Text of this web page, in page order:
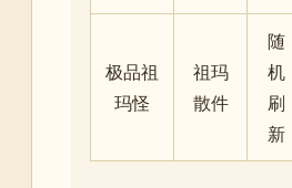
极品祖
玛怪
祖玛
散件
随
机
刷
新